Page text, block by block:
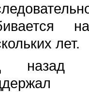
лет.
назад